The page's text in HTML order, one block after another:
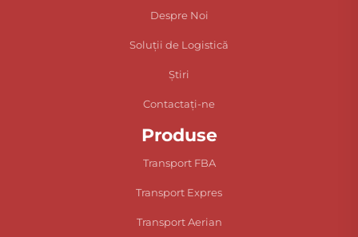
Despre Noi
Soluții de Logistică
Știri
Contactați-ne
Produse
Transport FBA
Transport Expres
Transport Aerian